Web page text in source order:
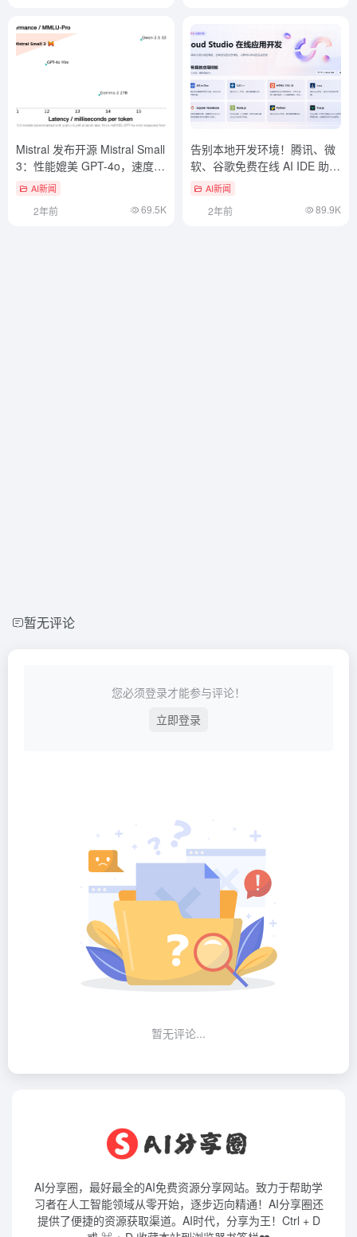
Mistral 发布开源 Mistral Small
3：性能媲美 GPT-4o，速度超
越 Llama 3
AI新闻
2年前 69.5K
告别本地开发环境！腾讯、微
软、谷歌免费在线 AI IDE 助你
快速上手开发
AI新闻
2年前 89.9K
暂无评论
您必须登录才能参与评论！
立即登录
暂无评论...
AI分享圈，最好最全的AI免费资源分享网站。致力于帮助学
习者在人工智能领域从零开始，逐步迈向精通！AI分享圈还
提供了便捷的资源获取渠道。AI时代，分享为王！Ctrl + D